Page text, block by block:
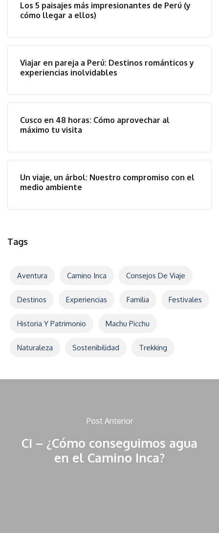
Los 5 paisajes más impresionantes de Perú (y
cómo llegar a ellos)
Viajar en pareja a Perú: Destinos románticos y
experiencias inolvidables
Cusco en 48 horas: Cómo aprovechar al
máximo tu visita
Un viaje, un árbol: Nuestro compromiso con el
medio ambiente
Tags
Aventura Camino Inca Consejos De Viaje
Destinos Experiencias Familia Festivales
Historia Y Patrimonio Machu Picchu
Naturaleza Sostenibilidad Trekking
Post Anterior
CI – ¿Cómo conseguimos agua
en el Camino Inca?